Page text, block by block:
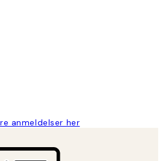
anmeldelser her